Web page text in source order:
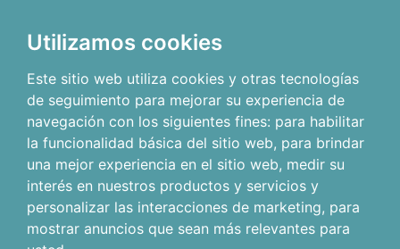
Utilizamos cookies
Este sitio web utiliza cookies y otras tecnologías
de seguimiento para mejorar su experiencia de
navegación con los siguientes fines: para habilitar
la funcionalidad básica del sitio web, para brindar
una mejor experiencia en el sitio web, medir su
interés en nuestros productos y servicios y
personalizar las interacciones de marketing, para
mostrar anuncios que sean más relevantes para